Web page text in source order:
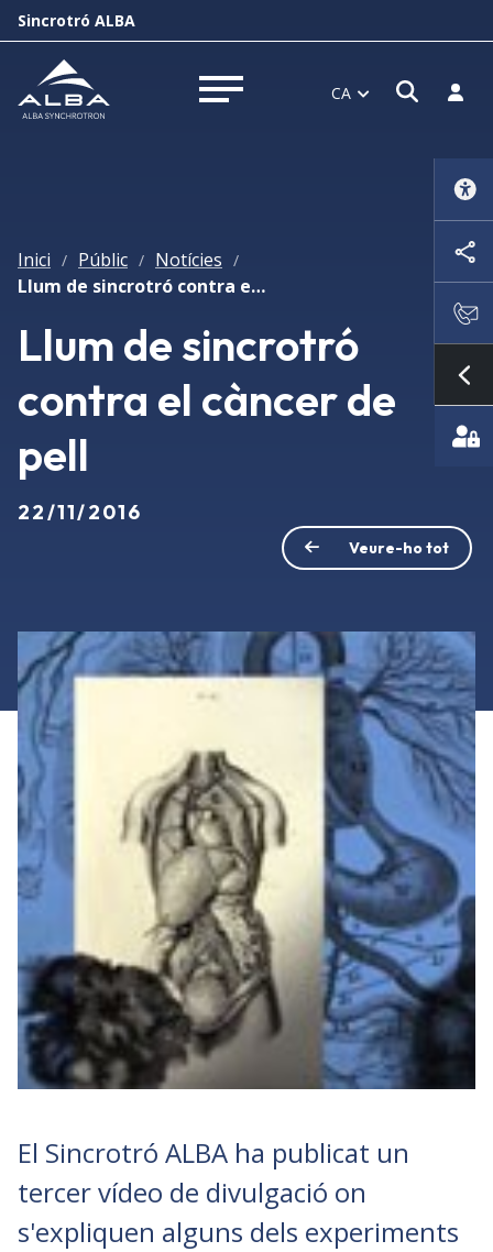
Sincrotró ALBA
Obrir menú CA Obrir
Inici / Públic / Notícies /
Llum de sincrotró contra el càncer de pell
Llum de sincrotró
contra el càncer de
pell
22/11/2016
Veure-ho tot
El Sincrotró ALBA ha publicat un
tercer vídeo de divulgació on
s'expliquen alguns dels experiments